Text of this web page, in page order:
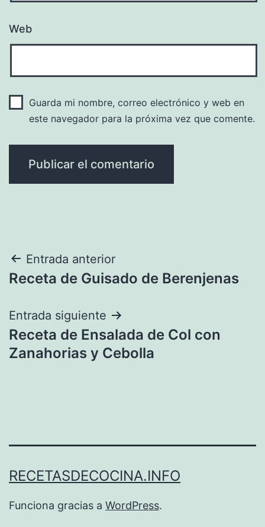
Web
Guarda mi nombre, correo electrónico y web en
este navegador para la próxima vez que comente.
Navegación
de
entradas
Entrada anterior
Receta de Guisado de Berenjenas
Entrada siguiente
Receta de Ensalada de Col con
Zanahorias y Cebolla
RECETASDECOCINA.INFO
Funciona gracias a WordPress.